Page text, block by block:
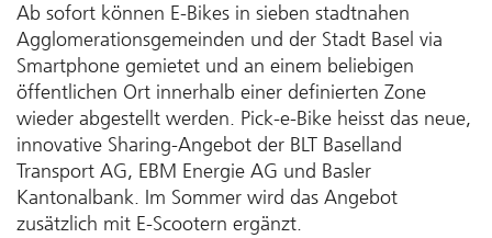
Ab sofort können E-Bikes in sieben stadtnahen
Agglomerations­gemeinden und der Stadt Basel via
Smartphone gemietet und an einem beliebigen
öffentlichen Ort innerhalb einer definierten Zone
wieder ab­gestellt werden. Pick-e-Bike heisst das neue,
innovative Sharing-An­gebot der BLT Baselland
Transport AG, EBM Energie AG und Basler
Kantonalbank. Im Sommer wird das Angebot
zusätzlich mit E-Scootern ergänzt.